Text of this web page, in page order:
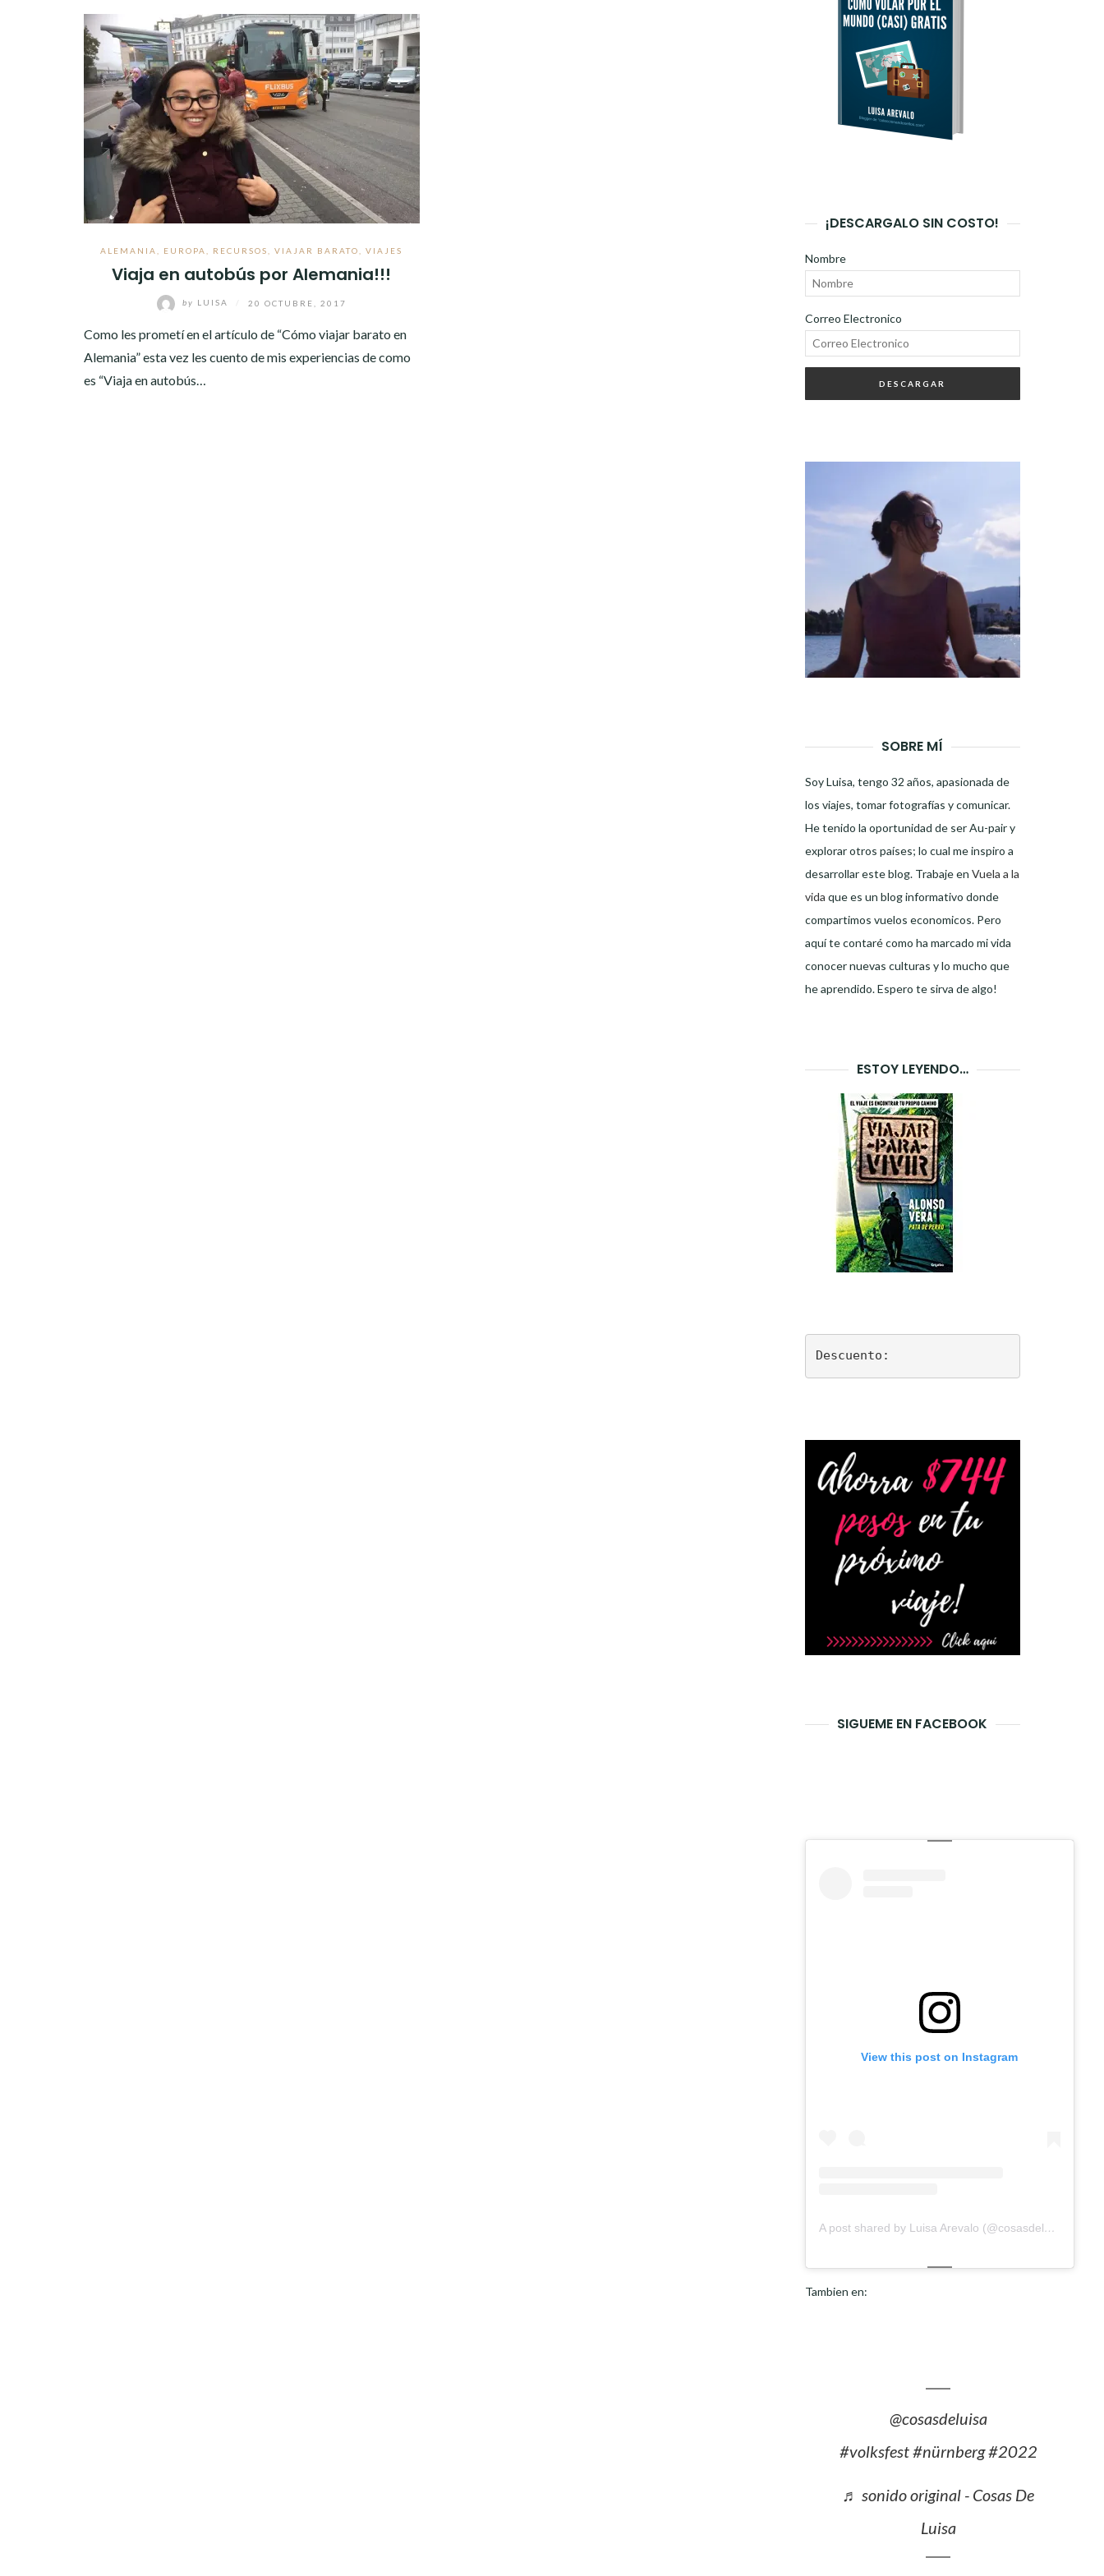
ALEMANIA EUROPA RECURSOS ,VIAJAR BARATO ,VIAJES
Viaja en autobús por Alemania!!!
by LUISA 20 OCTUBRE, 2017
Como les prometí en el artículo de “Cómo viajar barato en
Alemania” esta vez les cuento de mis experiencias de como
es “Viaja en autobús…
¡DESCARGALO SIN COSTO!
Nombre
Correo Electronico
SOBRE MÍ
Soy Luisa, tengo 32 años, apasionada de
los viajes, tomar fotografías y comunicar.
He tenido la oportunidad de ser Au-pair y
explorar otros países; lo cual me inspiro a
desarrollar este blog. Trabaje en Vuela a la
vida que es un blog informativo donde
compartimos vuelos economicos. Pero
aquí te contaré como ha marcado mi vida
conocer nuevas culturas y lo mucho que
he aprendido. Espero te sirva de algo!
ESTOY LEYENDO…
Descuento:
SIGUEME EN FACEBOOK
View this post on Instagram
A post shared by Luisa Arevalo (@cosasdeluisa)
Tambien en:
@cosasdeluisa
#volksfest#nürnberg#2022
♬ sonido original - Cosas De
Luisa